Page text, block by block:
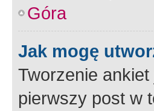
Góra
Jak mogę
Tworzenie
pierwszy post w